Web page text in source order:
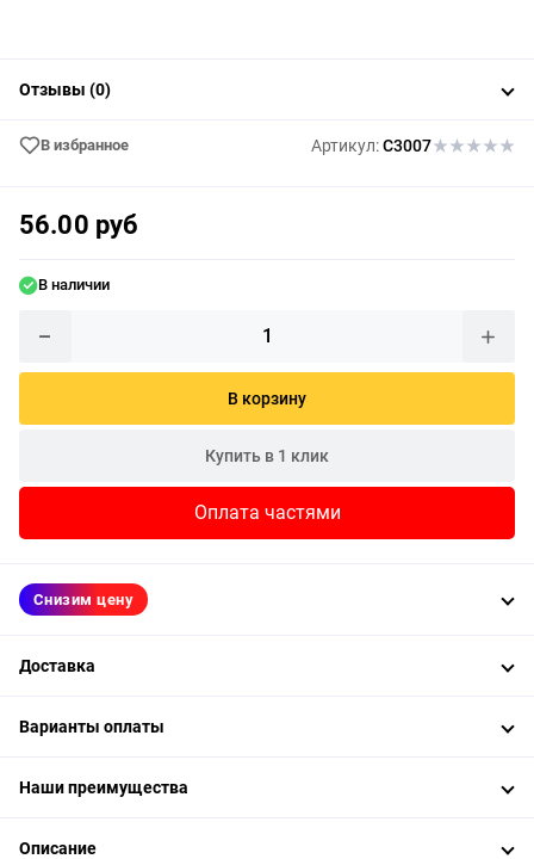
Отзывы (0)
В избранное Артикул:C3007
56.00 руб
В наличии
В корзину
Купить в 1 клик
Оплата частями
Снизим цену
Доставка
Варианты оплаты
Наши преимущества
Описание